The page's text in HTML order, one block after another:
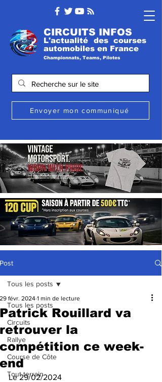
CIRCUITS INFOS
L'actualité des courses
automobiles en France
Championnats, Teams, Pilotes
Envoyer mon communiqué
Post
Tous les posts
Circuits
Rallye
Course de Côte
Tout terrain
Tous les posts
Patrick Rouillard va
retrouver la
compétition ce week-
end
29 févr. 2024 1 min de lecture
Le 29/02/2024